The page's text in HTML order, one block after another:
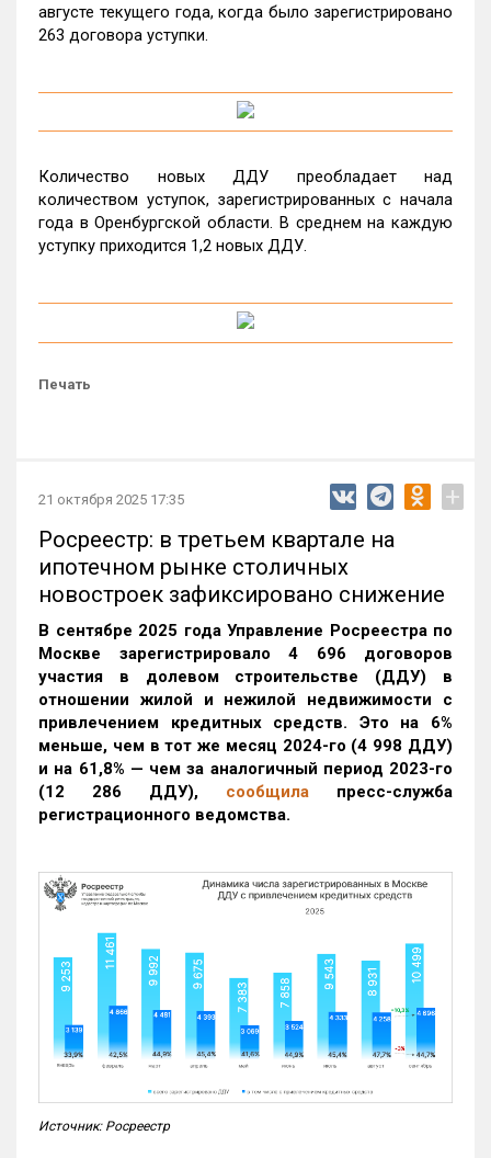
августе текущего года, когда было зарегистрировано
263 договора уступки.
Количество новых ДДУ преобладает над
количеством уступок, зарегистрированных с начала
года в Оренбургской области. В среднем на каждую
уступку приходится 1,2 новых ДДУ.
Печать
21 октября 2025 17:35 +
Росреестр: в третьем квартале на
ипотечном рынке столичных
новостроек зафиксировано снижение
В сентябре 2025 года Управление Росреестра по
Москве зарегистрировало 4 696 договоров
участия в долевом строительстве (ДДУ) в
отношении жилой и нежилой недвижимости с
привлечением кредитных средств. Это на 6%
меньше, чем в тот же месяц 2024-го (4 998 ДДУ)
и на 61,8% — чем за аналогичный период 2023-го
(12 286 ДДУ), сообщила пресс-служба
регистрационного ведомства.
Источник: Росреестр